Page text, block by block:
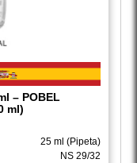
– POBEL
ml)
25 ml (Pipeta)
NS 29/32